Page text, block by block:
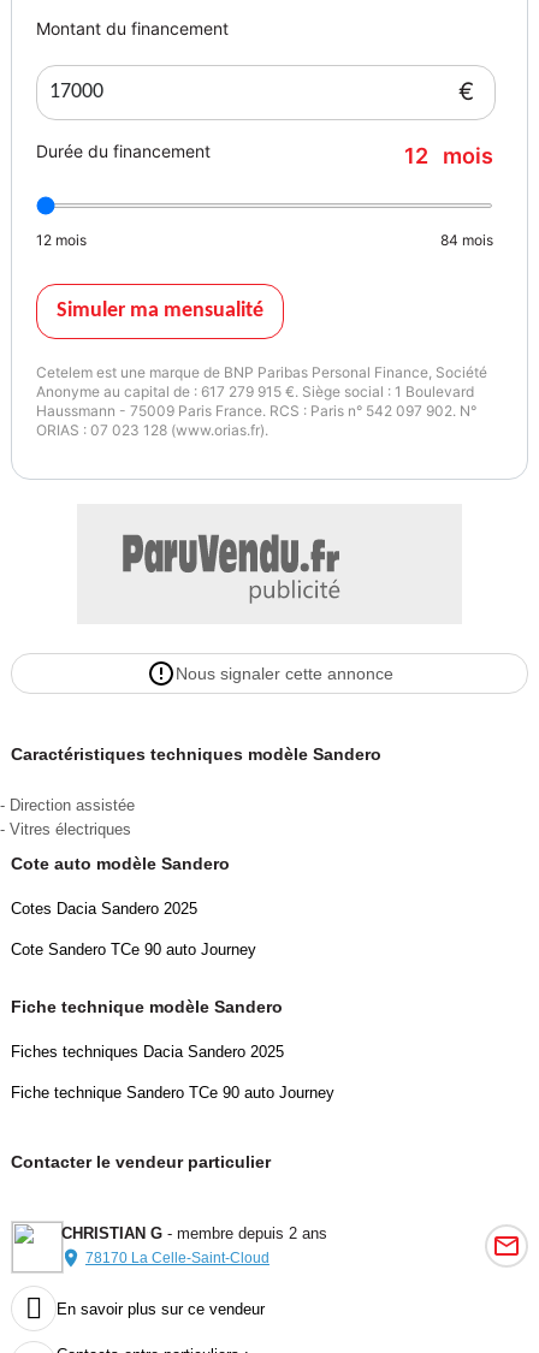
Montant du financement
€
Durée du financement 12 mois
12 mois 84 mois
Simuler ma mensualité
Cetelem est une marque de BNP Paribas Personal Finance, Société
Anonyme au capital de : 617 279 915 €. Siège social : 1 Boulevard
Haussmann - 75009 Paris France. RCS : Paris n° 542 097 902. N°
ORIAS : 07 023 128 (www.orias.fr).
Nous signaler cette annonce
Caractéristiques techniques modèle Sandero
- Direction assistée
- Vitres électriques
Cote auto modèle Sandero
Cotes Dacia Sandero 2025
Cote Sandero TCe 90 auto Journey
Fiche technique modèle Sandero
Fiches techniques Dacia Sandero 2025
Fiche technique Sandero TCe 90 auto Journey
Contacter le vendeur particulier
CHRISTIAN G- membre depuis 2 ans
78170 La Celle-Saint-Cloud
 En savoir plus sur ce vendeur